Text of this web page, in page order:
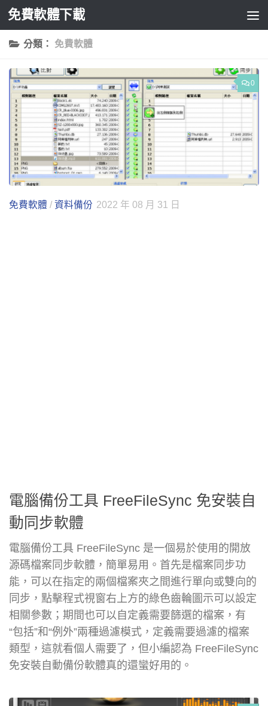
Skip to content
免費軟體下載
分類： 免費軟體
0
免費軟體 / 資料備份 2022 年 08 月 31 日
電腦備份工具 FreeFileSync 免安裝自
動同步軟體
電腦備份工具 FreeFileSync 是一個易於使用的開放
源碼檔案同步軟體，簡單易用。首先是檔案同步功
能，可以在指定的兩個檔案夾之間進行單向或雙向的
同步，點擊程式視窗右上方的綠色齒輪圖示可以設定
相關參數；期間也可以自定義需要篩選的檔案，有
“包括”和“例外”兩種過濾模式，定義需要過濾的檔案
類型，這就看個人需要了，但小編認為 FreeFileSync
免安裝自動備份軟體真的還蠻好用的。